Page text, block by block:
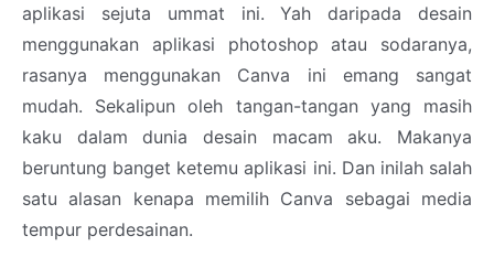
aplikasi sejuta ummat ini. Yah daripada desain
menggunakan aplikasi photoshop atau sodaranya,
rasanya menggunakan Canva ini emang sangat
mudah. Sekalipun oleh tangan-tangan yang masih
kaku dalam dunia desain macam aku. Makanya
beruntung banget ketemu aplikasi ini. Dan inilah salah
satu alasan kenapa memilih Canva sebagai media
tempur perdesainan.